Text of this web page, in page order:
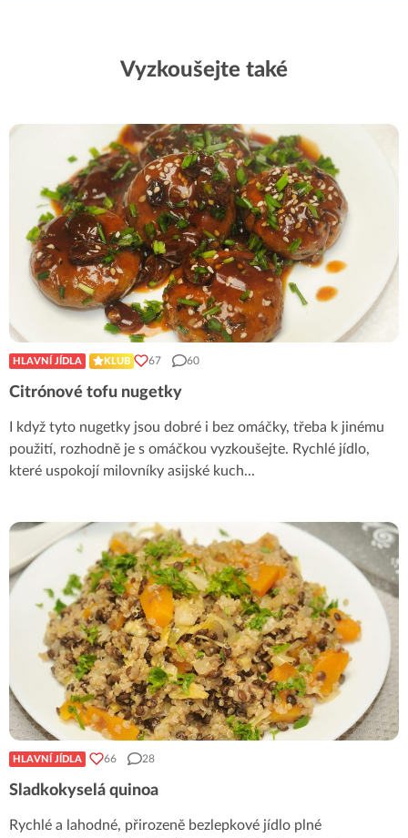
Vyzkoušejte také
HLAVNÍ JÍDLA KLUB 67 60
Citrónové tofu nugetky
I když tyto nugetky jsou dobré i bez omáčky, třeba k jinému
použití, rozhodně je s omáčkou vyzkoušejte. Rychlé jídlo,
které uspokojí milovníky asijské kuch...
HLAVNÍ JÍDLA 66 28
Sladkokyselá quinoa
Rychlé a lahodné, přirozeně bezlepkové jídlo plné